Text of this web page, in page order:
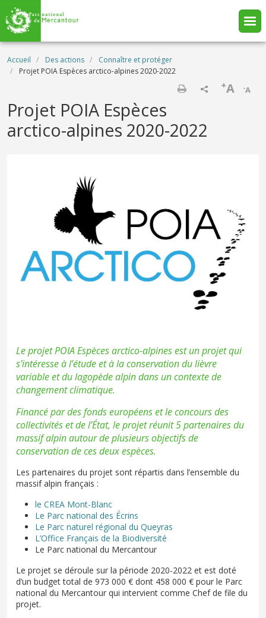
Aller au contenu principal
Fil d'Ariane
Accueil Des actions
Connaître et protéger
Projet POIA Espèces arctico-alpines 2020-2022
-A
+A
Projet POIA Espèces
arctico-alpines 2020-2022
Le projet POIA Espèces arctico-alpines est un projet qui
s’intéresse à l’étude et à la conservation du lièvre
variable et du lagopède alpin dans un contexte de
changement climatique.
Financé par des fonds européens et le concours des
collectivités et de l’État, le projet réunit 5 partenaires du
massif alpin autour de plusieurs objectifs de
conservation de ces deux espèces.
Les partenaires du projet sont répartis dans l’ensemble du
massif alpin français :
le CREA Mont-Blanc
Le Parc national des Écrins
Le Parc naturel régional du Queyras
L’Office Français de la Biodiversité
Le Parc national du Mercantour
Le projet se déroule sur la période 2020-2022 et est doté
d’un budget total de 973 000 € dont 458 000 € pour le Parc
national du Mercantour qui intervient comme Chef de file du
projet.